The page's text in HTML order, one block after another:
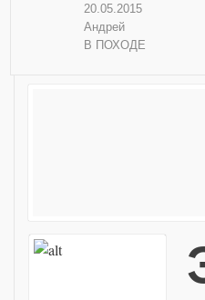
20.05.2015
Андрей
В ПОХОДЕ
Это